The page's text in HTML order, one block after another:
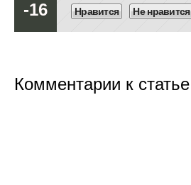
-16 Нравится Не нравится
Комментарии к статье